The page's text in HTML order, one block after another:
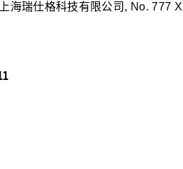
海瑞仕格科技有限公司, No. 777